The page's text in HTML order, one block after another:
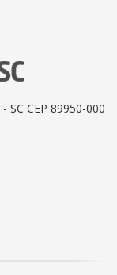
SC CEP 89950-000